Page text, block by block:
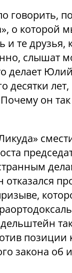
говорить,
о которой
и те друзья,
слышат
делает
десятки
он так
отказался
позиции
закона об